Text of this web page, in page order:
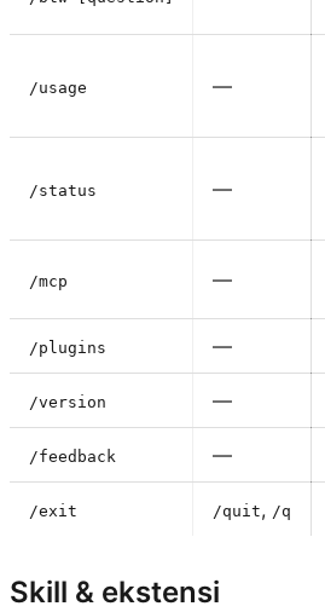
/usage —
/status —
/mcp —
/plugins —
/version —
/feedback —
/exit /quit, /q
Skill & ekstensi